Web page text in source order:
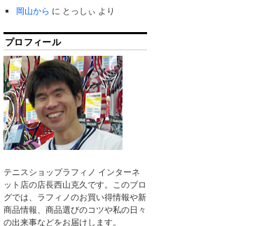
岡山から に とっしぃ より
プロフィール
テニスショップラフィノ インターネ
ット店の店長西山克久です。このブロ
グでは、ラフィノのお買い得情報や新
商品情報、商品選びのコツや私の日々
の出来事などをお届けします。